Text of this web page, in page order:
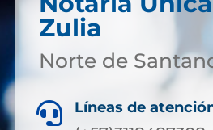
Zulia
Norte de
 Líneas de